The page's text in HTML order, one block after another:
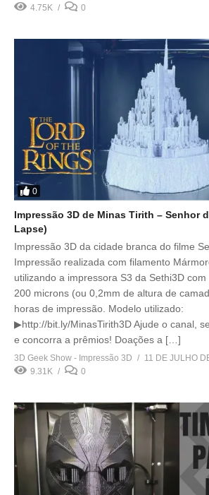
4.75K
0
0
Impressão 3D de Minas Tirith – Senhor
Lapse)
Impressão 3D da cidade branca do filme
Impressão realizada com filamento
utilizando a impressora S3 da Sethi3D
200 microns (ou 0,2mm de altura de
horas de impressão. Modelo utilizado:
▶http://bit.ly/MinasTirith3D Ajude o canal,
e concorra a prêmios! Doações a […]
3D Geek Show - Impressão 3D
11 DE JULHO
9.31K
0